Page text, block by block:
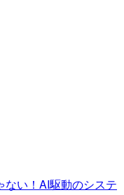
ない！AI駆動のシステ